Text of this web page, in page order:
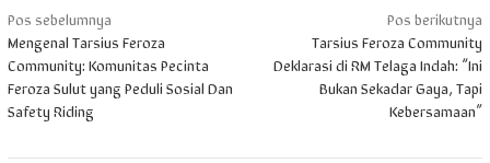
Navigasi
pos
Pos sebelumnya
Mengenal Tarsius Feroza
Community: Komunitas Pecinta
Feroza Sulut yang Peduli Sosial Dan
Safety Riding
Pos berikutnya
Tarsius Feroza Community
Deklarasi di RM Telaga Indah: “Ini
Bukan Sekadar Gaya, Tapi
Kebersamaan”